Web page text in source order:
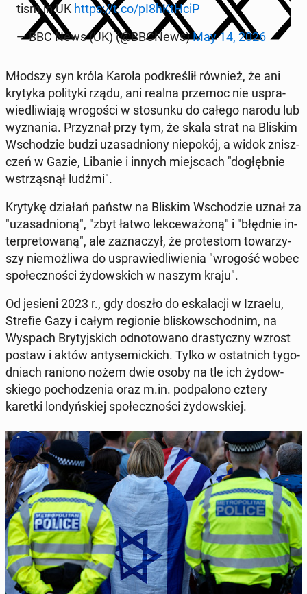
tism in UK https://t.co/pI8hKtHciP
— BBC News (UK) (@BBCNews)May 14, 2026
Młodszy syn króla Karola pod­kre­ślił również, że ani
krytyka po­li­ty­ki rządu, ani realna przemoc nie uspra­
wie­dli­wia­ją wro­go­ści w sto­sun­ku do całego narodu lub
wy­zna­nia. Przy­znał przy tym, że skala strat na Bliskim
Wscho­dzie budzi uza­sad­nio­ny nie­po­kój, a widok znisz­
czeń w Gazie, Libanie i innych miej­scach "do­głęb­nie
wstrzą­snął ludźmi".
Krytykę działań państw na Bliskim Wscho­dzie uznał za
"uza­sad­nio­ną", "zbyt łatwo lek­ce­wa­żo­ną" i "błędnie in­
ter­pre­to­wa­ną", ale za­zna­czył, że pro­te­stom to­wa­rzy­
szy nie­moż­li­wa do uspra­wie­dli­wie­nia "wrogość wobec
spo­łecz­no­ści ży­dow­skich w naszym kraju".
Od jesieni 2023 r., gdy doszło do eska­la­cji w Izraelu,
Strefie Gazy i całym re­gio­nie bli­skow­schod­nim, na
Wyspach Bry­tyj­skich od­no­to­wa­no dra­stycz­ny wzrost
postaw i aktów an­ty­se­mic­kich. Tylko w ostat­nich ty­go­
dniach raniono nożem dwie osoby na tle ich ży­dow­
skie­go po­cho­dze­nia oraz m.in. pod­pa­lo­no cztery
karetki lon­dyń­skiej spo­łecz­no­ści ży­dow­skiej.